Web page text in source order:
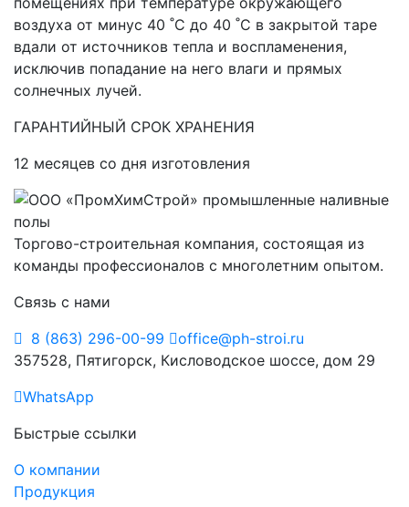
воздуха от минус 40 ˚С до 40 ˚С в закрытой таре
вдали от источников тепла и воспламенения,
исключив попадание на него влаги и прямых
солнечных лучей.
ГАРАНТИЙНЫЙ СРОК ХРАНЕНИЯ
12 месяцев со дня изготовления
Торгово-строительная компания, состоящая из
команды профессионалов с многолетним опытом.
Связь с нами
8 (863) 296-00-99
office@ph-stroi.ru
357528, Пятигорск, Кисловодское шоссе, дом 29
WhatsApp
Быстрые ссылки
О компании
Продукция